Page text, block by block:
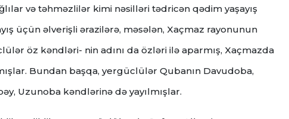
və təhməzlilər kimi nəsilləri tədricən qədim yaşayış
üçün əlverişli ərazilərə, məsələn, Xaçmaz rayonunun
öz kəndləri- nin adını da özləri ilə aparmış, Xaçmazda
Bundan başqa, yergüclülər Qubanın Davudoba,
Uzunoba kəndlərinə də yayılmışlar.